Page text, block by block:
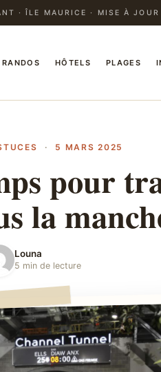
· ÎLE MAURICE · MISE À
RANDOS HÔTELS PLAGES
· 5 MARS 2025
pour
la
Louna
5 min de lecture